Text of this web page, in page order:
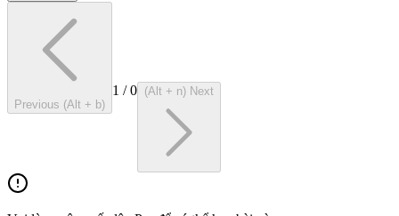
Previous (Alt + b)
1 /0 (Alt + n) Next